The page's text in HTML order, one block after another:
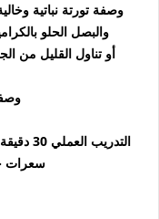
وصفة تورتة نباتية
والبصل الحلو
أو تناول القليل من
التدريب العملي 30 دقيقة ، وقت الغليان 30 دقيقة ، الفرن 25 دقيقة
سعرات